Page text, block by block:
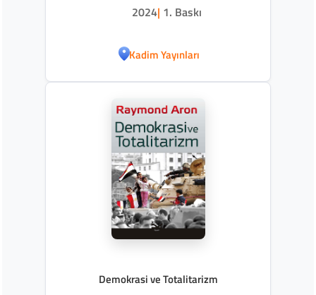
2024| 1. Baskı
Kadim Yayınları
Demokrasi ve Totalitarizm